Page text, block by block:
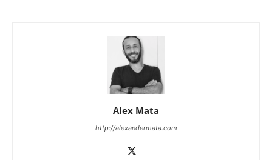
Alex Mata
http://alexandermata.com